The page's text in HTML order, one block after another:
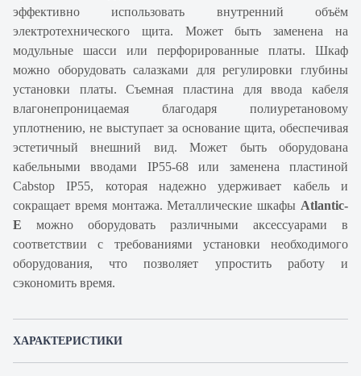
эффективно использовать внутренний объём
электротехнического щита. Может быть заменена на
модульные шасси или перфорированные платы. Шкаф
можно оборудовать салазками для регулировки глубины
установки платы. Съемная пластина для ввода кабеля
влагонепроницаемая благодаря полиуретановому
уплотнению, не выступает за основание щита, обеспечивая
эстетичный внешний вид. Может быть оборудована
кабельными вводами IP55-68 или заменена пластиной
Cabstop IP55, которая надежно удерживает кабель и
сокращает время монтажа. Металлические шкафы Atlantic-
E можно оборудовать различными аксессуарами в
соответствии с требованиями установки необходимого
оборудования, что позволяет упростить работу и
сэкономить время.
ХАРАКТЕРИСТИКИ